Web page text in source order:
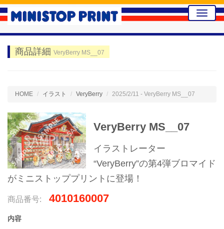
Toggle
商品詳細 VeryBerry MS__07
HOME イラスト VeryBerry 2025/2/11 - VeryBerry MS__07
VeryBerry MS__07
イラストレーター
“VeryBerry”の第4弾ブロマイド
がミニストッププリントに登場！
商品番号: 4010160007
内容